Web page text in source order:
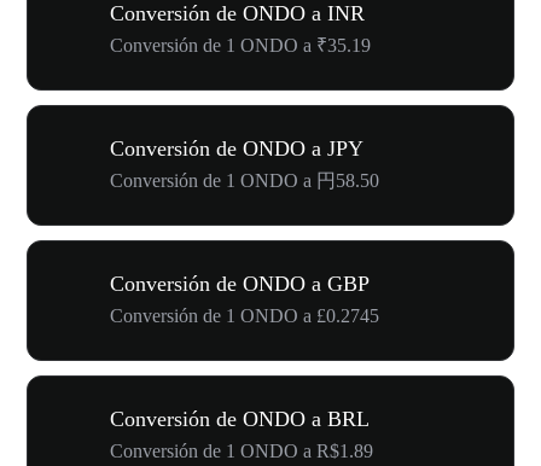
Conversión de ONDO a INR
Conversión de 1 ONDO a ₹35.19
Conversión de ONDO a JPY
Conversión de 1 ONDO a 円58.50
Conversión de ONDO a GBP
Conversión de 1 ONDO a £0.2745
Conversión de ONDO a BRL
Conversión de 1 ONDO a R$1.89